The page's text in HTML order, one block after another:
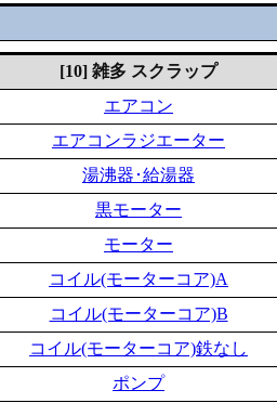
[10] 雑多 スクラップ
エアコン
エアコンラジエーター
湯沸器･給湯器
黒モーター
モーター
コイル(モーターコア)A
コイル(モーターコア)B
コイル(モーターコア)鉄なし
ポンプ